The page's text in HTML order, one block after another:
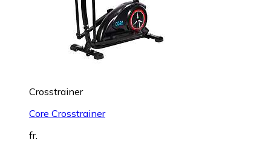
Crosstrainer
Core Crosstrainer
fr.